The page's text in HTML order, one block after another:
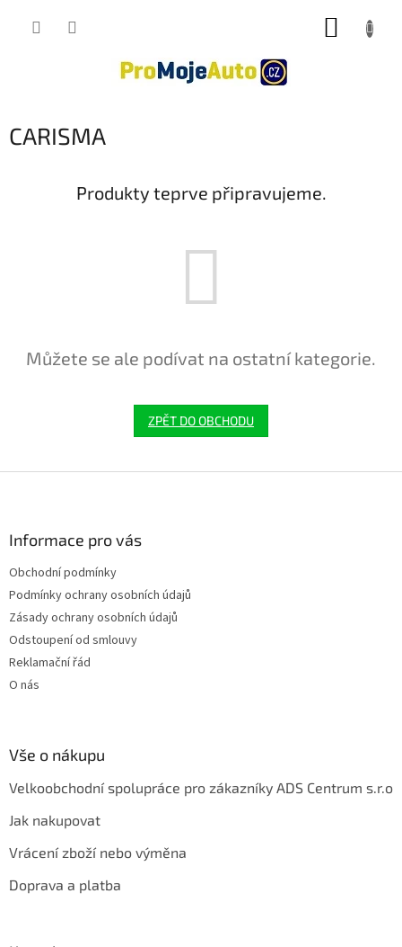
CARISMA
Produkty teprve připravujeme.
Můžete se ale podívat na ostatní kategorie.
ZPĚT DO OBCHODU
Informace pro vás
Obchodní podmínky
Podmínky ochrany osobních údajů
Zásady ochrany osobních údajů
Odstoupení od smlouvy
Reklamační řád
O nás
Vše o nákupu
Velkoobchodní spolupráce pro zákazníky ADS Centrum s.r.o
Jak nakupovat
Vrácení zboží nebo výměna
Doprava a platba